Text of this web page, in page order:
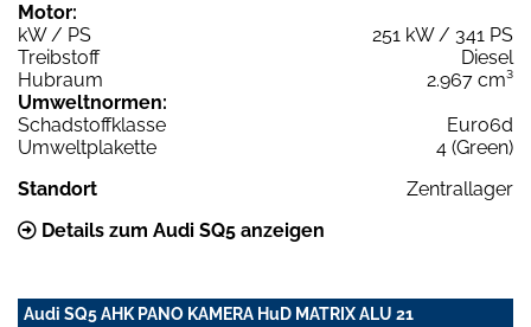
Motor:
kW / PS
251 kW / 341 PS
Treibstoff
Diesel
Hubraum
2.967 cm³
Umweltnormen:
Schadstoffklasse
Euro6d
Umweltplakette
4 (Green)
Standort
Zentrallager
Details zum Audi SQ5 anzeigen
Audi SQ5 AHK PANO KAMERA HuD MATRIX ALU 21